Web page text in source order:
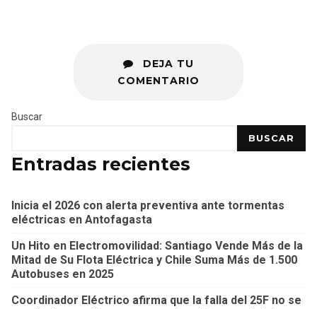
DEJA TU
COMENTARIO
Buscar
BUSCAR
Entradas recientes
Inicia el 2026 con alerta preventiva ante tormentas
eléctricas en Antofagasta
Un Hito en Electromovilidad: Santiago Vende Más de la
Mitad de Su Flota Eléctrica y Chile Suma Más de 1.500
Autobuses en 2025
Coordinador Eléctrico afirma que la falla del 25F no se